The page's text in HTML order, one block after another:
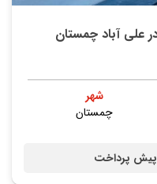
شهر
چمستان
پیش پرداخت